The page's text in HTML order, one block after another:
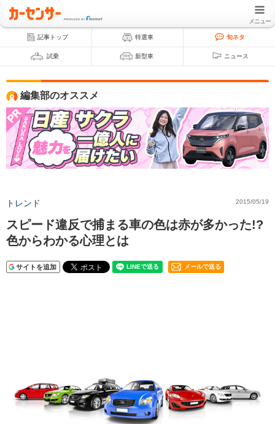
メニュー
記事トップ 特選車 旬ネタ
試乗 新型車 ニュース
編集部のオススメ
トレンド 2015/05/19
スピード違反で捕まる車の色は赤が多かった!?
色からわかる心理とは
サイトを追加 メールで送る